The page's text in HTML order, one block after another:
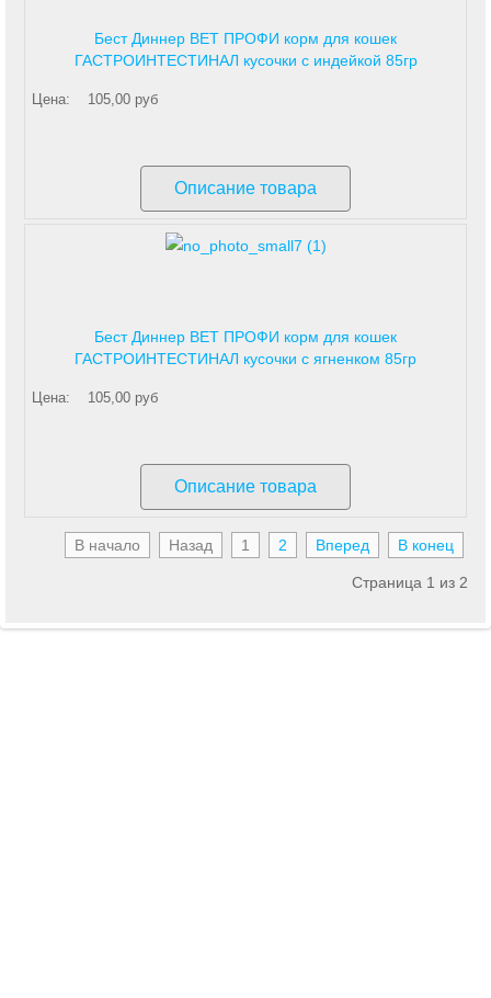
Бест Диннер ВЕТ ПРОФИ корм для кошек
ГАСТРОИНТЕСТИНАЛ кусочки с индейкой 85гр
Цена: 105,00 руб
Описание товара
Бест Диннер ВЕТ ПРОФИ корм для кошек
ГАСТРОИНТЕСТИНАЛ кусочки с ягненком 85гр
Цена: 105,00 руб
Описание товара
В начало Назад 1 2 Вперед В конец
Страница 1 из 2